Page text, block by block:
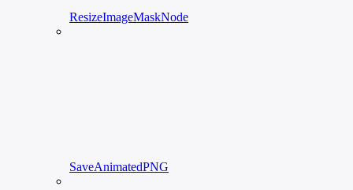
ResizeImageMaskNode
SaveAnimatedPNG